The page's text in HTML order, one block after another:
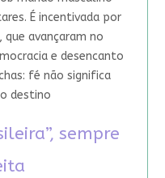
É incentivada por
avançaram no
e desencanto
fé não significa
destino
sempre